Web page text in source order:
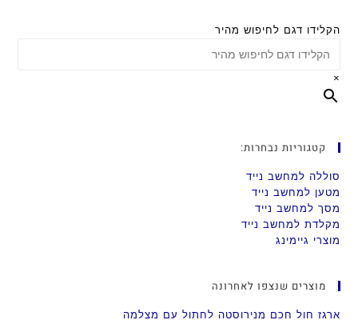
הקלידו דגם לחיפוש מהיר
×
קטגוריות נבחרות:
סוללה למחשב נייד
מטען למחשב נייד
מסך למחשב נייד
מקלדת למחשב נייד
מוצרי גיימינג
מוצרים שנצפו לאחרונה
ארגז חול חכם מנירוסטה לחתול עם מצלמה